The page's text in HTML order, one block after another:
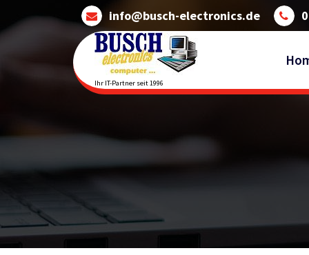
info@busch-electronics.de
Ihr IT-Partner seit 1996